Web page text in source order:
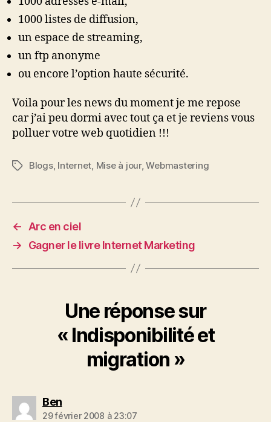
1000 listes de diffusion,
un espace de streaming,
un ftp anonyme
ou encore l’option haute sécurité.
Voila pour les news du moment je me repose
car j’ai peu dormi avec tout ça et je reviens vous
polluer votre web quotidien !!!
Étiquettes
Blogs, Internet Mise à jour,Webmastering
←
Arc en ciel
→
Gagner le livre Internet Marketing
Une réponse sur
« Indisponibilité et
migration »
Bendit :
29 février 2008 à 23:07